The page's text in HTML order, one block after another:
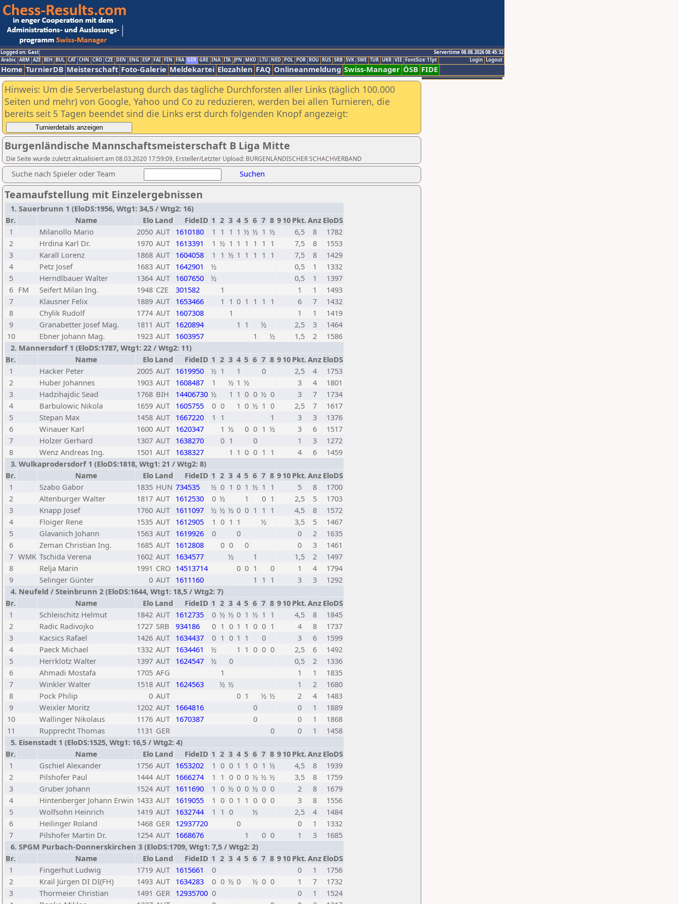
Logged on: Gast
Servertime 08.08.2026 08:45:32
Logout
Login
Arabic ARM AZE BIH BUL CAT CHN CRO CZE DEN ENG ESP FAI FIN FRA GER GRE INA ITA JPN MKD LTU NED POL POR ROU RUS SRB SVK SWE TUR UKR VIE FontSize:11pt
Home TurnierDB Meisterschaft Foto-Galerie Meldekartei Elozahlen FAQ Onlineanmeldung Swiss-Manager ÖSB FIDE
Hinweis: Um die Serverbelastung durch das tägliche Durchforsten aller Links (täglich 100.000
Seiten und mehr) von Google, Yahoo und Co zu reduzieren, werden bei allen Turnieren, die
bereits seit 5 Tagen beendet sind die Links erst durch folgenden Knopf angezeigt:
Burgenländische Mannschaftsmeisterschaft B Liga Mitte
Die Seite wurde zuletzt aktualisiert am 08.03.2020 17:59:09, Ersteller/Letzter Upload: BURGENLÄNDISCHER SCHACHVERBAND
Suche nach Spieler oder Team Suchen
Teamaufstellung mit Einzelergebnissen
1. Sauerbrunn 1 (EloDS:1956, Wtg1: 34,5 / Wtg2: 16)
Br.
Name Elo Land FideID 1 2 3 4 5 6 7 8 9 10 Pkt.Anz EloDS
1
Milanollo Mario 2050 AUT 1610180 1 1 1 1 ½ ½ 1 ½ 6,5 8
1782
2
Hrdina Karl Dr. 1970 AUT 1613391 1 ½ 1 1 1 1 1 1 7,5 8
1553
3
Karall Lorenz 1868 AUT 1604058 1 1 ½ 1 1 1 1 1 7,5 8
1429
4
Petz Josef 1683 AUT 1642901 ½ 0,5 1
1332
5
Herndlbauer Walter 1364 AUT 1607650 ½ 0,5 1
1397
6 FM Seifert Milan Ing. 1948 CZE 301582 1 1 1
1493
7
Klausner Felix 1889 AUT 1653466 1 1 0 1 1 1 1 6 7
1432
8
Chylik Rudolf 1774 AUT 1607308 1 1 1
1419
9
Granabetter Josef Mag. 1811 AUT 1620894 1 1 ½ 2,5 3
1464
10
Ebner Johann Mag. 1923 AUT 1603957 1 ½ 1,5 2
1586
2. Mannersdorf 1 (EloDS:1787, Wtg1: 22 / Wtg2: 11)
Br.
Name Elo Land FideID 1 2 3 4 5 6 7 8 9 10 Pkt.Anz EloDS
1
Hacker Peter 2005 AUT 1619950 ½ 1 1 0 2,5 4
1753
2
Huber Johannes 1903 AUT 1608487 1 ½ 1 ½ 3 4
1801
3
Hadzihajdic Sead 1768 BIH 14406730 ½ 1 1 0 0 ½ 0 3 7
1734
4
Barbulowic Nikola 1659 AUT 1605755 0 0 1 0 ½ 1 0 2,5 7
1617
5
Stepan Max 1458 AUT 1667220 1 1 1 3 3
1376
6
Winauer Karl 1600 AUT 1620347 1 ½ 0 0 1 ½ 3 6
1517
7
Holzer Gerhard 1307 AUT 1638270 0 1 0 1 3
1272
8
Wenz Andreas Ing. 1501 AUT 1638327 1 1 0 0 1 1 4 6
1459
3. Wulkaprodersdorf 1 (EloDS:1818, Wtg1: 21 / Wtg2: 8)
Br.
Name Elo Land FideID 1 2 3 4 5 6 7 8 9 10 Pkt.Anz EloDS
1
Szabo Gabor 1835 HUN 734535 ½ 0 1 0 1 ½ 1 1 5 8
1700
2
Altenburger Walter 1817 AUT 1612530 0 ½ 1 0 1 2,5 5
1703
3
Knapp Josef 1760 AUT 1611097 ½ ½ ½ 0 0 1 1 1 4,5 8
1572
4
Floiger Rene 1535 AUT 1612905 1 0 1 1 ½ 3,5 5
1467
5
Glavanich Johann 1563 AUT 1619926 0 0 0 2
1635
6
Zeman Christian Ing. 1685 AUT 1612808 0 0 0 0 3
1461
7 WMK Tschida Verena 1602 AUT 1634577 ½ 1 1,5 2
1497
8
Relja Marin 1991 CRO 14513714 0 0 1 0 1 4
1794
9
Selinger Günter 0 AUT 1611160 1 1 1 3 3
1292
4. Neufeld / Steinbrunn 2 (EloDS:1644, Wtg1: 18,5 / Wtg2: 7)
Br.
Name Elo Land FideID 1 2 3 4 5 6 7 8 9 10 Pkt.Anz EloDS
1
Schleischitz Helmut 1842 AUT 1612735 0 ½ ½ 0 1 ½ 1 1 4,5 8
1845
2
Radic Radivojko 1727 SRB 934186 0 1 0 1 1 0 0 1 4 8
1737
3
Kacsics Rafael 1426 AUT 1634437 0 1 0 1 1 0 3 6
1599
4
Paeck Michael 1332 AUT 1634461 ½ 1 1 0 0 0 2,5 6
1492
5
Herrklotz Walter 1397 AUT 1624547 ½ 0 0,5 2
1336
6
Ahmadi Mostafa 1705 AFG 1 1 1
1835
7
Winkler Walter 1518 AUT 1624563 ½ ½ 1 2
1680
8
Pock Philip 0 AUT 0 1 ½ ½ 2 4
1483
9
Weixler Moritz 1202 AUT 1664816 0 0 1
1889
10
Wallinger Nikolaus 1176 AUT 1670387 0 0 1
1868
11
Rupprecht Thomas 1131 GER 0 0 1
1458
5. Eisenstadt 1 (EloDS:1525, Wtg1: 16,5 / Wtg2: 4)
Br.
Name Elo Land FideID 1 2 3 4 5 6 7 8 9 10 Pkt.Anz EloDS
1
Gschiel Alexander 1756 AUT 1653202 1 0 0 1 1 0 1 ½ 4,5 8
1939
2
Pilshofer Paul 1444 AUT 1666274 1 1 0 0 0 ½ ½ ½ 3,5 8
1759
3
Gruber Johann 1524 AUT 1611690 1 0 ½ 0 0 ½ 0 0 2 8
1679
4
Hintenberger Johann Erwin 1433 AUT 1619055 1 0 0 1 1 0 0 0 3 8
1556
5
Wolfsohn Heinrich 1419 AUT 1632744 1 1 0 ½ 2,5 4
1484
6
Heilinger Roland 1468 GER 12937720 0 0 1
1332
7
Pilshofer Martin Dr. 1254 AUT 1668676 1 0 0 1 3
1685
6. SPGM Purbach-Donnerskirchen 3 (EloDS:1709, Wtg1: 7,5 / Wtg2: 2)
Br.
Name Elo Land FideID 1 2 3 4 5 6 7 8 9 10 Pkt.Anz EloDS
1
Fingerhut Ludwig 1719 AUT 1615661 0 0 1
1756
2
Krail Jürgen DI DI(FH) 1493 AUT 1634283 0 0 ½ 0 ½ 0 0 1 7
1732
3
Thormeier Christian 1491 GER 12935700 0 0 1
1524